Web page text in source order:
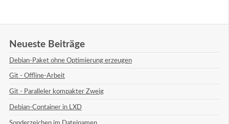
Neueste Beiträge
Debian-Paket ohne Optimierung erzeugen
Git - Offline-Arbeit
Git - Paralleler kompakter Zweig
Debian-Container in LXD